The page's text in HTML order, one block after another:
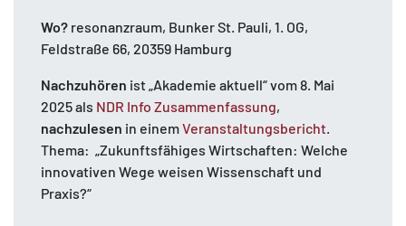
Wo? resonanzraum, Bunker St. Pauli, 1. OG,
Feldstraße 66, 20359 Hamburg
Nachzuhören ist „Akademie aktuell“ vom 8. Mai
2025 als NDR Info Zusammenfassung,
nachzulesen in einemVeranstaltungsbericht.
Thema: „Zukunftsfähiges Wirtschaften: Welche
innovativen Wege weisen Wissenschaft und
Praxis?“